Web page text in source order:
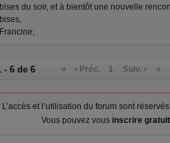
bises du soir, et à bientôt une nouvelle
bises,
Francine;
- 6 de 6 « ‹ Préc. 1 Suiv. › »
L’accès et l’utilisation du forum sont
Vous pouvez vous inscrire